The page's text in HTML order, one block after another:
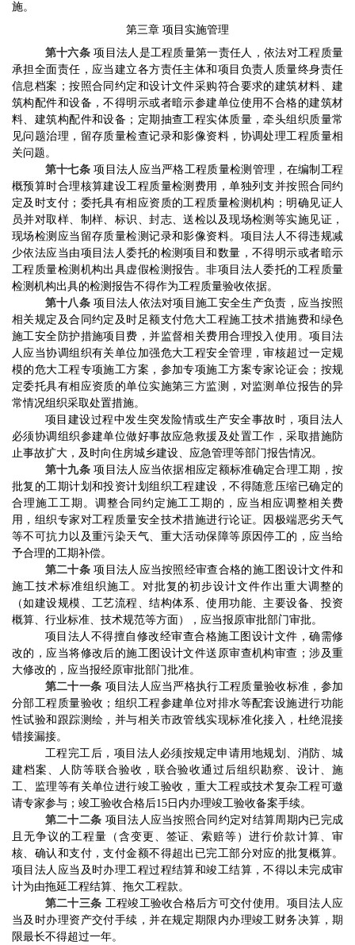
施。
第三章 项目实施管理
第十六条 项目法人是工程质量第一责任人，依法对工程质量
承担全面责任，应当建立各方责任主体和项目负责人质量终身责任
信息档案；按照合同约定和设计文件采购符合要求的建筑材料、建
筑构配件和设备，不得明示或者暗示参建单位使用不合格的建筑材
料、建筑构配件和设备；定期抽查工程实体质量，牵头组织质量常
见问题治理，留存质量检查记录和影像资料，协调处理工程质量相
关问题。
第十七条 项目法人应当 严格工程质量检测管理， 在编制工程
概预算时合理核算建设工程质量检测费用，单独列支并按照合同约
定及时支付； 委托具有相应资质的工程质量检测机构 ； 明确见证人
员并对取样、制样、标识、封志、送检以及现场检测等实施见证，
现场检测应当留存质量检测记录和影像资料。 项目法人不得违规减
少依法应当 由项目法人委托的检测项目和数量，不得明示或者暗示
工程质量检测机构出具虚假检测报告。非项目法人委托的工程质量
检测机构出具的检测报告不得作为工程质量验收依据。
第十八条 项目法人依法对项目施工安全生产负责，应当按照
相关规定及合同约定及时足额支付危大工程施工技术措施费和绿色
施工安全防护措施项目费，并监督相关费用合理投入使用。项目法
人应当协调组织有关单位加强危大工程安全管理，审核超过一定规
模的危大工程专项施工方案，参加专项施工方案专家论证会；按规
定委托具有相应资质的单位实施第三方监测，对监测单位报告的异
常情况组织采取处置措施。
项目建设过程中发生突发险情或生产安全事故时，项目法人
必须协调组织参建单位做好事故应急救援及处置工作，采取措施防
止事故扩大，及时向住房城乡建设、应急管理等部门报告情况。
第十九条 项目法人应当依据相应定额标准确定合理工期，按
批复的工期计划 和投资计划组织工程建设，不得随意压缩已确定的
合理施工工期。调整合同约定施工工期的，应当相应调整相关费
用，组织专家对工程质量安全技术措施进行论证。因极端恶劣天气
等不可抗力以及重污染天气、重大活动保障等原因停工的，应当给
予合理的工期补偿。
第二十条 项目法人应当按照经审查合格的施工图设计文件和
施工技术标准组织施工。对批复的初步设计文件作出重大调整的
（如建设规模、工艺流程、结构体系、使用功能、主要设备、投资
概算、行业标准、技术规范等方面），应当报原审批部门审批。
项目法人不得擅自修改经审查合格施工图设计文件，确需修
改的，应当将修改后的施工图设计文件送原审查机构审查；涉及重
大修改的，应当报经原审批部门批准。
第二十一条 项目法人应当严格执行工程质量验收标准，参加
分部工程质量验收；组织工程参建单位对排水等配套设施进行功能
性试验和跟踪测绘，并与相关市政管线实现标准化接入，杜绝混接
错接漏接。
工程完工后， 项目法人必须按规定申请用地规划、消防、城
建档案、人防等联合验收，联合验收通过后组织勘察、设计、施
工、监理等有关单位进行竣工验收，重大工程或技术复杂工程可邀
请专家参与；竣工验收合格后15 日内办理竣工验收备案手续。
第二十二条 项目法人应当按照合同约定对结算周期内已完成
且无争议的工程量（含变更、签证、索赔等）进行价款计算、审
核、确认和支付，支付金额不得超出已完工部分对应的批复概算。
项目法人应当及时办理工程过程结算和竣工结算，不得以未完成审
计为由拖延工程结算、拖欠工程款。
第二十三条 工程竣工验收合格后方可交付使用。 项目法人应
当及时办理资产交付手续，并在规定期限内办理竣工财务决算，期
限最长不得超过一年。